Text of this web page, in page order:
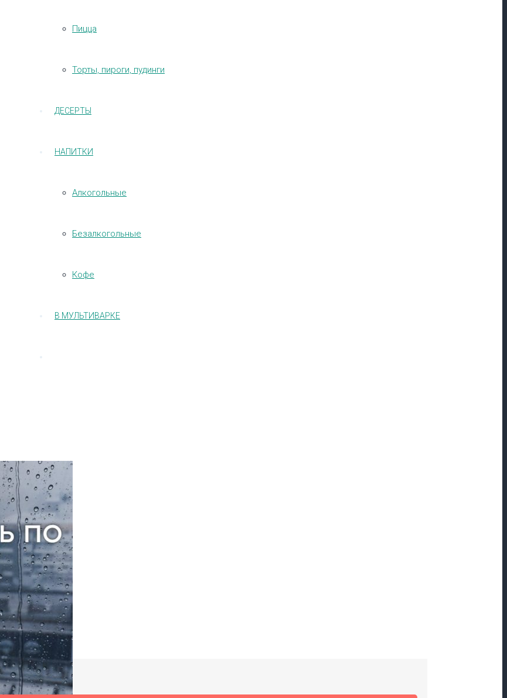
Пицца
Торты, пироги, пудинги
ДЕСЕРТЫ
НАПИТКИ
Алкогольные
Безалкогольные
Кофе
В МУЛЬТИВАРКЕ